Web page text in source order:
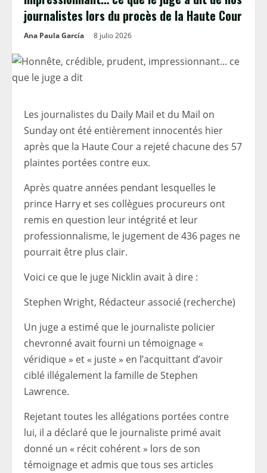
journalistes lors du procès de la Haute Cour
Ana Paula García 8 julio 2026
Les journalistes du Daily Mail et du Mail on
Sunday ont été entièrement innocentés hier
après que la Haute Cour a rejeté chacune des 57
plaintes portées contre eux.
Après quatre années pendant lesquelles le
prince Harry et ses collègues procureurs ont
remis en question leur intégrité et leur
professionnalisme, le jugement de 436 pages ne
pourrait être plus clair.
Voici ce que le juge Nicklin avait à dire :
Stephen Wright, Rédacteur associé (recherche)
Un juge a estimé que le journaliste policier
chevronné avait fourni un témoignage «
véridique » et « juste » en l’acquittant d’avoir
ciblé illégalement la famille de Stephen
Lawrence.
Rejetant toutes les allégations portées contre
lui, il a déclaré que le journaliste primé avait
donné un « récit cohérent » lors de son
témoignage et admis que tous ses articles